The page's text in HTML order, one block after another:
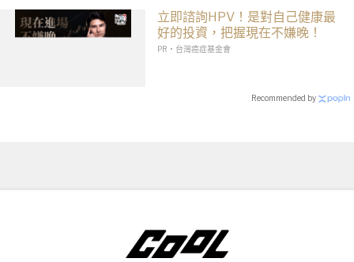
立即諮詢HPV！是對自己健康最
好的投資，把握現在不嫌晚！
PR・台灣癌症基金會
Recommended by